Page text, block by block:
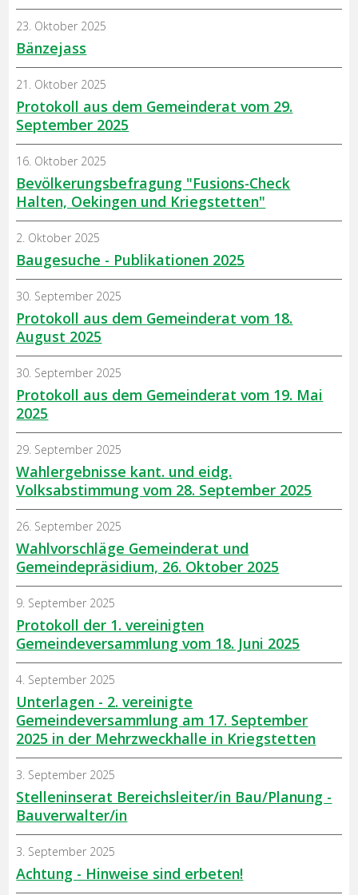
Bänzejass
23. Oktober 2025
Protokoll aus dem Gemeinderat vom 29.
September 2025
21. Oktober 2025
Bevölkerungsbefragung "Fusions-Check
Halten, Oekingen und Kriegstetten"
16. Oktober 2025
Baugesuche - Publikationen 2025
2. Oktober 2025
Protokoll aus dem Gemeinderat vom 18.
August 2025
30. September 2025
Protokoll aus dem Gemeinderat vom 19. Mai
2025
30. September 2025
Wahlergebnisse kant. und eidg.
Volksabstimmung vom 28. September 2025
29. September 2025
Wahlvorschläge Gemeinderat und
Gemeindepräsidium, 26. Oktober 2025
26. September 2025
Protokoll der 1. vereinigten
Gemeindeversammlung vom 18. Juni 2025
9. September 2025
Unterlagen - 2. vereinigte
Gemeindeversammlung am 17. September
2025 in der Mehrzweckhalle in Kriegstetten
4. September 2025
Stelleninserat Bereichsleiter/in Bau/Planung -
Bauverwalter/in
3. September 2025
Achtung - Hinweise sind erbeten!
3. September 2025